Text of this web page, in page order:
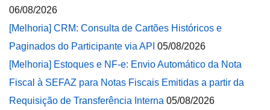
06/08/2026
[Melhoria] CRM: Consulta de Cartões Históricos e
Paginados do Participante via API 05/08/2026
[Melhoria] Estoques e NF-e: Envio Automático da Nota
Fiscal à SEFAZ para Notas Fiscais Emitidas a partir da
Requisição de Transferência Interna 05/08/2026